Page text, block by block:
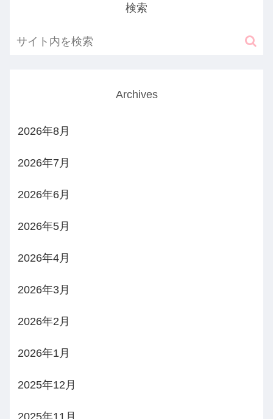
検索
Archives
2026年8月
2026年7月
2026年6月
2026年5月
2026年4月
2026年3月
2026年2月
2026年1月
2025年12月
2025年11月